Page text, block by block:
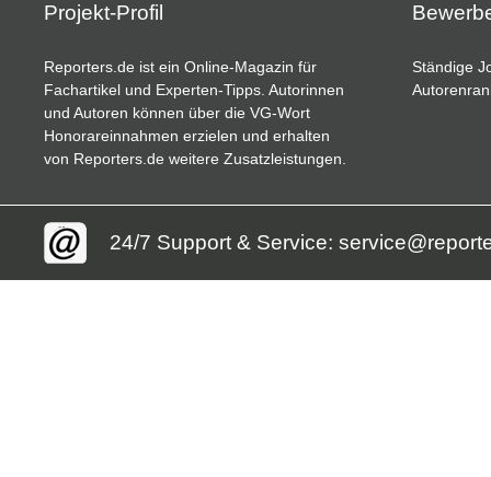
Projekt-Profil
Reporters.de ist ein Online-Magazin für
Fachartikel und Experten-Tipps. Autorinnen
und Autoren können über die VG-Wort
Honorareinnahmen erzielen und erhalten
von Reporters.de weitere Zusatzleistungen.
Ständige
24/7 Support & Service: